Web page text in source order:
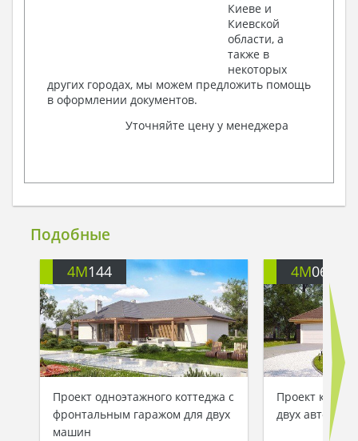
Киеве и
Киевской
области, а
также в
некоторых
других городах, мы можем предложить помощь
в оформлении документов.
Уточняйте цену у менеджера
Подобные
4M144
Проект одноэтажного коттеджа с
фронтальным гаражом для двух
машин
4M060
Проект
двух авто